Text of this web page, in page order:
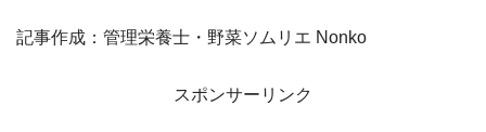
記事作成：管理栄養士・野菜ソムリエ Nonko
スポンサーリンク